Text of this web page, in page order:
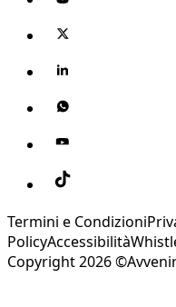
Termini e Condizioni
PolicyAccessibilità
Copyright 2026